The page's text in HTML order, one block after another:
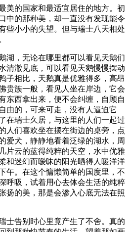
美的国家和最适宜居住的地方。初
中的那种美，却一直没有发现能令
些小小的失望。但与瑞士八天相处
湖，无论在哪里都可以看见天鹅们
清澈见底，可以看见天鹅慢慢摆动
子相比，天鹅真是优雅得多，高昂
贵族一般，看见人坐在岸边，它会
东西拿出来，便不会纠缠，自顾自
由的，可来可走，没有人逼迫它
在瑞士久居，与这里的人们一起过
人们喜欢坐在摆在街边的桌旁，点
爱犬，静静地看着泛绿的湖水，周
片云的蓝得纯粹的天空，水中优雅
和迷幻而暧昧的阳光晒得人暖洋洋
午。在这个慵懒简单的国度里，不
呼吸，试着用心去体会生活的纯粹
扬的美，那是会渗入心底无法在照
士告别时心里竟产生了不舍。真的